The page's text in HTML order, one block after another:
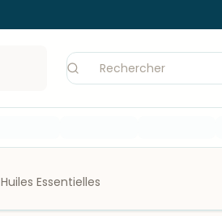
Huiles Essentielles